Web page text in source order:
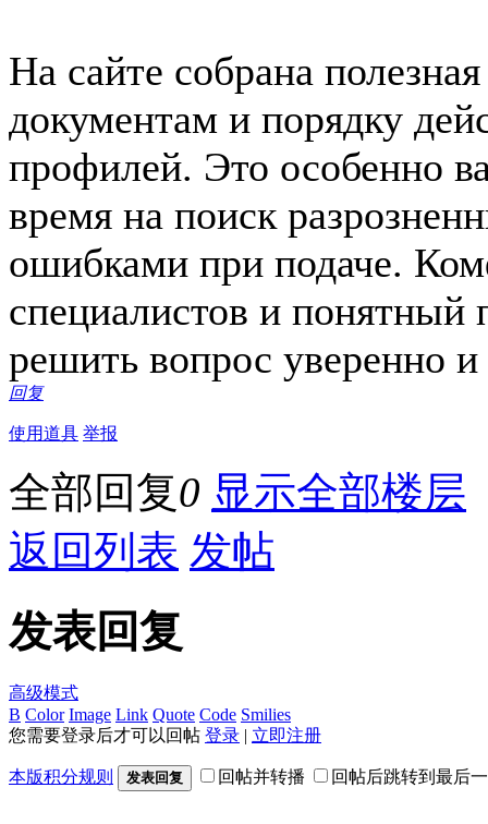
На сайте собрана
документам и порядку
профилей. Это особенно
время на поиск
ошибками при подаче.
специалистов и понятный
решить вопрос уверенно
回复
使用道具 举报
全部回复0 显示全部楼层
返回列表 发帖
发表回复
高级模式
B Color Image Link Quote Code Smilies
您需要登录后才可以回帖 登录 | 立即注册
本版积分规则 发表回复 回帖并转播 回帖后跳转到最后